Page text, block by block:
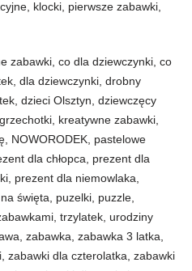
, klocki, pierwsze zabawki,
zabawki, co dla dziewczynki, co
, dla dziewczynki, drobny
, dzieci Olsztyn, dziewczęcy
grzechotki, kreatywne zabawki,
, NOWORODEK, pastelowe
dla chłopca, prezent dla
, prezent dla niemowlaka,
święta, puzelki, puzzle,
, trzylatek, urodziny
, zabawka, zabawka 3 latka,
, zabawki dla czterolatka, zabawki